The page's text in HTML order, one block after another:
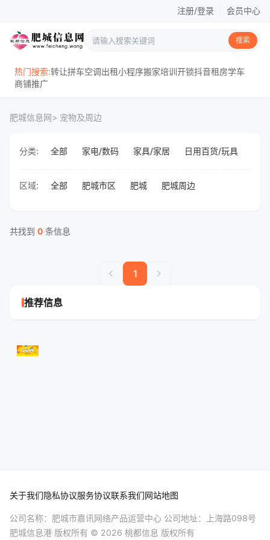
注册/登录 会员中心
搜索
热门搜索:转让拼车空调出租小程序搬家培训开锁抖音租房学车
商铺推广
肥城信息网> 宠物及周边
分类: 全部 家电/数码 家具/家居 日用百货/玩具
区域: 全部 肥城市区 肥城 肥城周边
共找到 0 条信息
chevron_left 1 chevron_right
推荐信息
关于我们隐私协议服务协议联系我们网站地图
公司名称：肥城市嘉讯网络产品运营中心 公司地址：上海路098号
肥城信息港 版权所有 © 2026 桃都信息 版权所有